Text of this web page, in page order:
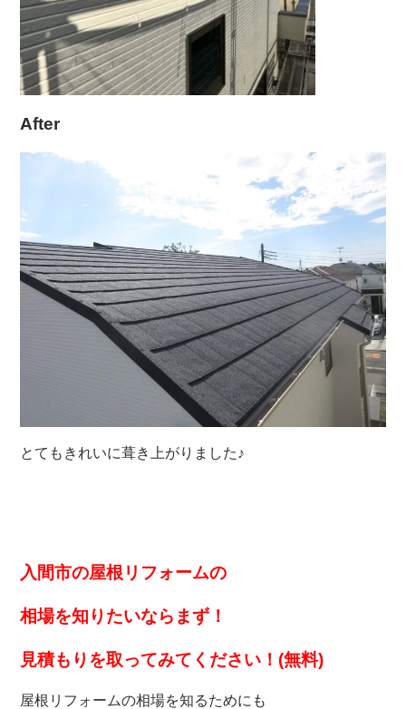
After
とてもきれいに葺き上がりました♪
入間市の屋根リフォームの
相場を知りたいなら まず！
見積もりを取ってみてください！(無料)
屋根リフォームの相場を知るためにも